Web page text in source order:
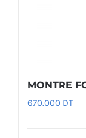
MONTRE
670.000 DT